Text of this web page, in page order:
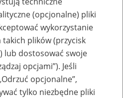
strona nie została znaleziona.
404
(opcjonalne) pliki
wykorzystanie
takich plików (przycisk
lub dostosować swoje
opcjami”). Jeśli
opcjonalne”,
tylko niezbędne pliki